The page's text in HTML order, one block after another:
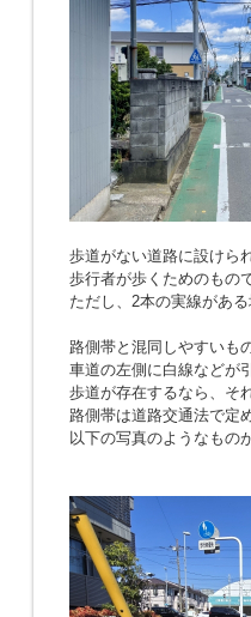
歩道がない道路に設けら
歩行者が歩くためのもの
ただし、2本の実線があ
路側帯と混同しやすいも
車道の左側に白線などが
歩道が存在するなら、そ
路側帯は道路交通法で定
以下の写真のようなもの